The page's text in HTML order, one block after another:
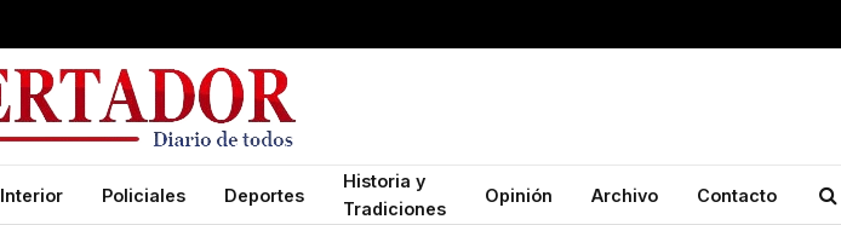
Interior Policiales Deportes
Historia y
Tradiciones
Opinión Archivo Contacto